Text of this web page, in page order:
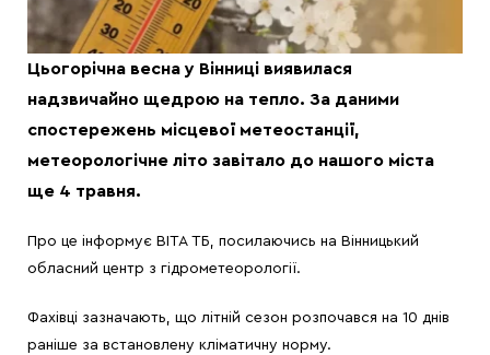
Цьогорічна весна у Вінниці виявилася
надзвичайно щедрою на тепло. За даними
спостережень місцевої метеостанції,
метеорологічне літо завітало до нашого міста
ще 4 травня.
Про це інформує ВІТА ТБ, посилаючись на Вінницький
обласний центр з гідрометеорології.
Фахівці зазначають, що літній сезон розпочався на 10 днів
раніше за встановлену кліматичну норму.